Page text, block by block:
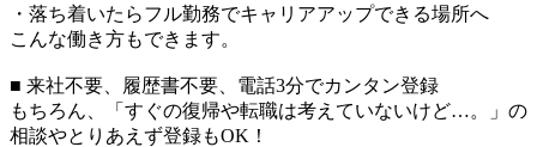
・落ち着いたらフル勤務でキャリアアップできる場所へ
こんな働き方もできます。
■ 来社不要、履歴書不要、電話3分でカンタン登録
もちろん、「すぐの復帰や転職は考えていないけど…。」の
相談やとりあえず登録もOK！